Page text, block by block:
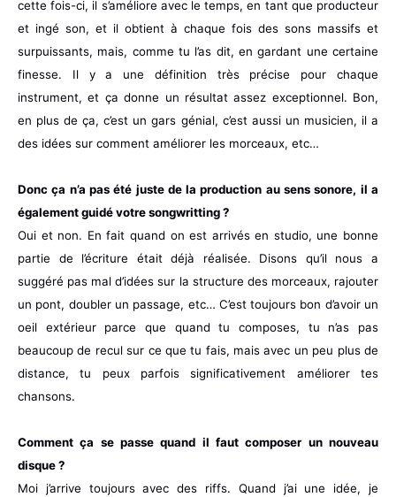
cette fois-ci, il s’améliore avec le temps, en tant que producteur
et ingé son, et il obtient à chaque fois des sons massifs et
surpuissants, mais, comme tu l’as dit, en gardant une certaine
finesse. Il y a une définition très précise pour chaque
instrument, et ça donne un résultat assez exceptionnel. Bon,
en plus de ça, c’est un gars génial, c’est aussi un musicien, il a
des idées sur comment améliorer les morceaux, etc…
Donc ça n’a pas été juste de la production au sens sonore, il a
également guidé votre songwritting ?
Oui et non. En fait quand on est arrivés en studio, une bonne
partie de l’écriture était déjà réalisée. Disons qu’il nous a
suggéré pas mal d’idées sur la structure des morceaux, rajouter
un pont, doubler un passage, etc… C’est toujours bon d’avoir un
oeil extérieur parce que quand tu composes, tu n’as pas
beaucoup de recul sur ce que tu fais, mais avec un peu plus de
distance, tu peux parfois significativement améliorer tes
chansons.
Comment ça se passe quand il faut composer un nouveau
disque ?
Moi j’arrive toujours avec des riffs. Quand j’ai une idée, je